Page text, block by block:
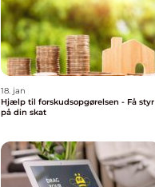
18. jan
Hjælp til forskudsopgørelsen - Få styr
på din skat